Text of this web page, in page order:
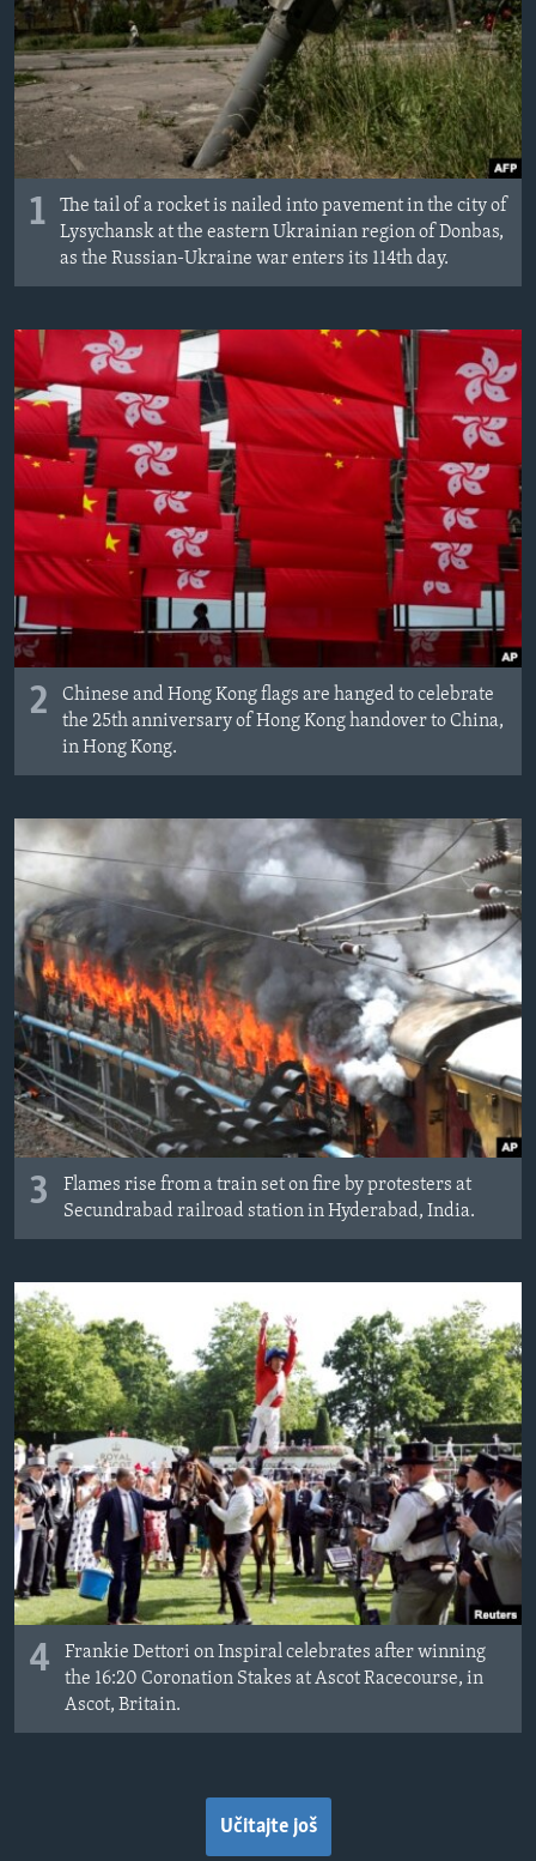
MAGAZIN
O GLASU AMERIKE
Learning English
PRATITE NAS
1
The tail of a rocket is nailed into pavement in the city of
Lysychansk at the eastern Ukrainian region of Donbas,
as the Russian-Ukraine war enters its 114th day.
2
Chinese and Hong Kong flags are hanged to celebrate
the 25th anniversary of Hong Kong handover to China,
in Hong Kong.
3
Flames rise from a train set on fire by protesters at
Secundrabad railroad station in Hyderabad, India.
4
Frankie Dettori on Inspiral celebrates after winning
the 16:20 Coronation Stakes at Ascot Racecourse, in
Ascot, Britain.
Učitajte još